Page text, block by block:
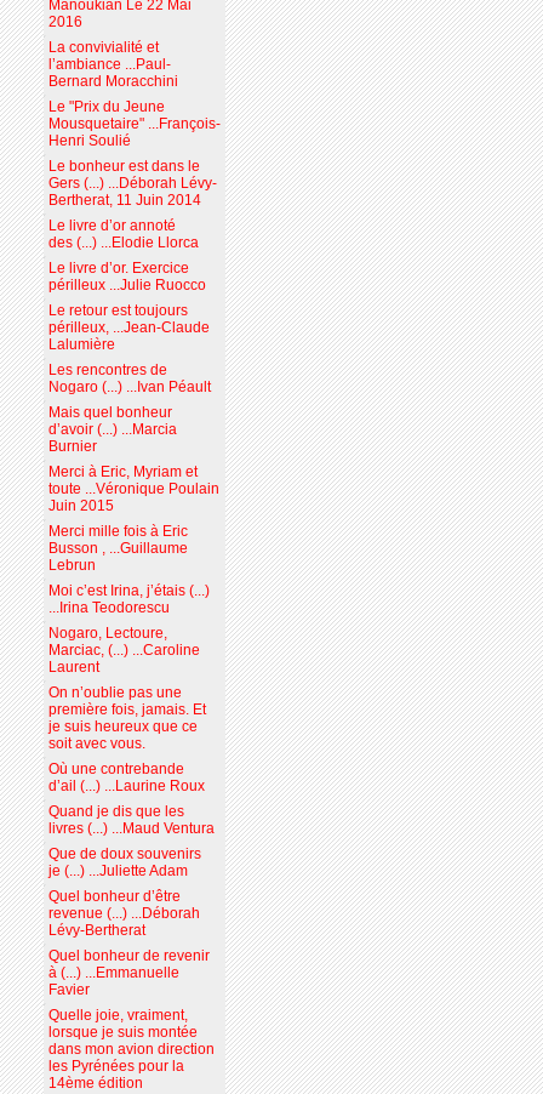
Manoukian Le 22 Mai
2016
La convivialité et
l’ambiance ...Paul-
Bernard Moracchini
Le "Prix du Jeune
Mousquetaire" ...François-
Henri Soulié
Le bonheur est dans le
Gers (...) ...Déborah Lévy-
Bertherat, 11 Juin 2014
Le livre d’or annoté
des (...) ...Elodie Llorca
Le livre d’or. Exercice
périlleux ...Julie Ruocco
Le retour est toujours
périlleux, ...Jean-Claude
Lalumière
Les rencontres de
Nogaro (...) ...Ivan Péault
Mais quel bonheur
d’avoir (...) ...Marcia
Burnier
Merci à Eric, Myriam et
toute ...Véronique Poulain
Juin 2015
Merci mille fois à Eric
Busson , ...Guillaume
Lebrun
Moi c’est Irina, j’étais (...)
...Irina Teodorescu
Nogaro, Lectoure,
Marciac, (...) ...Caroline
Laurent
On n’oublie pas une
première fois, jamais. Et
je suis heureux que ce
soit avec vous.
Où une contrebande
d’ail (...) ...Laurine Roux
Quand je dis que les
livres (...) ...Maud Ventura
Que de doux souvenirs
je (...) ...Juliette Adam
Quel bonheur d’être
revenue (...) ...Déborah
Lévy-Bertherat
Quel bonheur de revenir
à (...) ...Emmanuelle
Favier
Quelle joie, vraiment,
lorsque je suis montée
dans mon avion direction
les Pyrénées pour la
14ème édition